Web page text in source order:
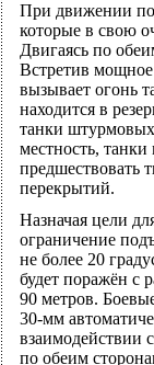
При движении
которые в свою
Двигаясь по
Встретив
вызывает огонь
находится в
танки
местность,
предшествовать
перекрытий.
Назначая цели
ограничение
не более 20
будет поражён с
90 метров.
30-мм
взаимодействии
по обеим